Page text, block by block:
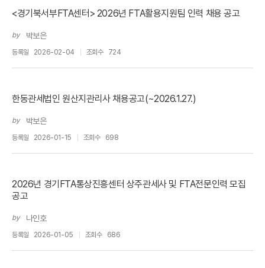
<경기북서부FTA센터> 2026년 FTA활용지원팀 인력 채용 공고
by 박보은
등록일 2026-02-04 조회수 724
한동관세법인 원산지관리사 채용공고(~2026.1.27.)
by 박보은
등록일 2026-01-15 조회수 698
2026년 경기FTA통상진흥센터 상주관세사 및 FTA전문인력 모집
공고
by 나인호
등록일 2026-01-05 조회수 686